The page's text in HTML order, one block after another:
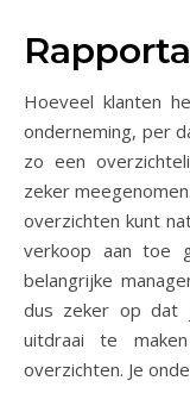
Hoeveel klanten
onderneming, per
zo een
zeker
overzichten kunt
verkoop aan toe
belangrijke
dus zeker op dat
uitdraai te
overzichten. Je